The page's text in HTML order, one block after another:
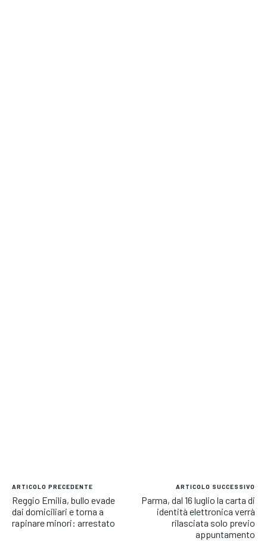
ARTICOLO PRECEDENTE
Reggio Emilia, bullo evade
dai domiciliari e torna a
rapinare minori: arrestato
ARTICOLO SUCCESSIVO
Parma, dal 16 luglio la carta di
identità elettronica verrà
rilasciata solo previo
appuntamento